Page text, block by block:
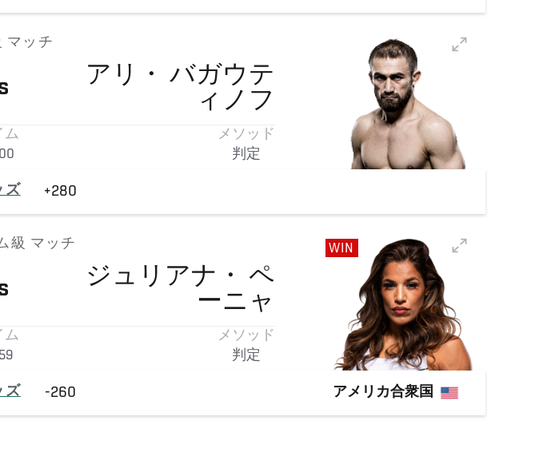
マッチ
アリ・
バガウテ
ィノフ
ム
メソッド
判定
ズ +280
級 マッチ
ジュリアナ・
ペ
ーニャ
ム
メソッド
判定
WIN
ズ -260 アメリカ合衆国